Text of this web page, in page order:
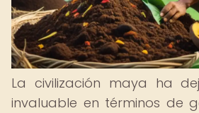
La civilización maya ha
invaluable en términos de